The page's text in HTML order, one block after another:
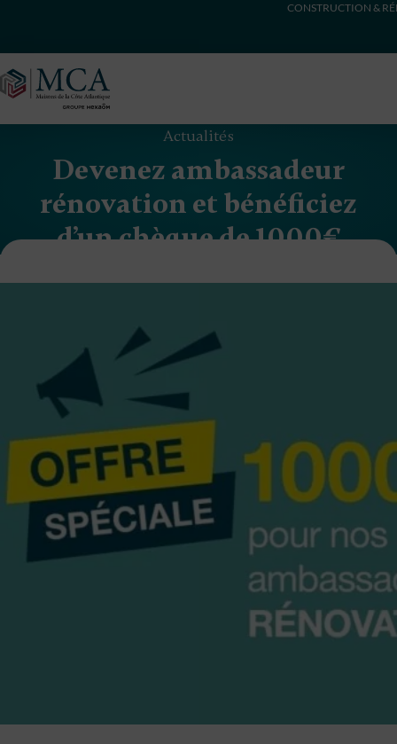
CONSTRUCTION &
Actualités
Devenez ambassadeur
rénovation et bénéficiez
d’un chèque de 1000€